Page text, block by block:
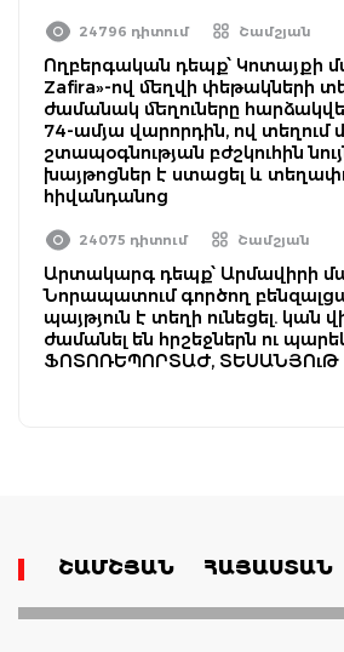
24796 դիտում Շամշյան
Ողբերգական դեպք՝ Կոտայքի
Zafira»-ով մեղվի փեթակների
ժամանակ մեղուները
74-ամյա վարորդին, ով տեղում
շտապօգնության բժշկուհին
խայթոցներ է ստացել և
հիվանդանոց
24075 դիտում Շամշյան
Արտակարգ դեպք՝ Արմավիրի
Նորապատում գործող
պայթյուն է տեղի ունեցել. կան
ժամանել են հրշեջներն ու
ՖՈՏՈՌԵՊՈՐՏԱԺ, ՏԵՍԱՆՅՈւԹ
ՇԱՄՇՅԱՆ ՀԱՅԱՍՏԱՆ